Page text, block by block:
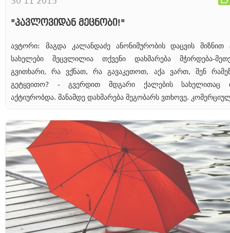
"პავლოვიდან მეცნობი!"
ავტორი: მაგდა კალანდაძე ანონიმურობის დაცვის მიზნით
სახელები შეცვლილია თქვენი დახმარება მჭირდება-
გვითხარი, რა ვქნათ, რა გავაკეთოთ, აქა ვართ, შენ
გეტყვითო? - გვერდით მდგარი ქალების სახელითაც
აქტიურობდა. მანამდე დახმარება მეგობარს ვთხოვე.